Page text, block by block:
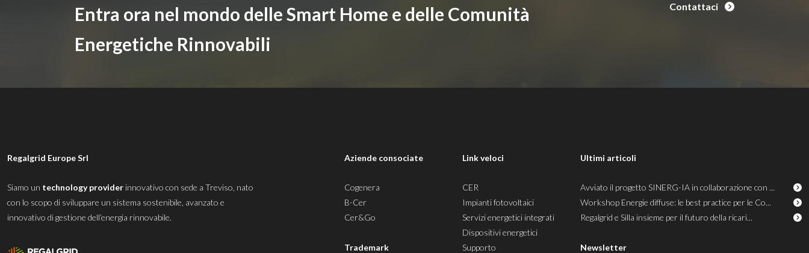
Entra ora nel mondo delle Smart Home e delle Comunità
Energetiche Rinnovabili
Contattaci
Regalgrid Europe Srl
Siamo un technology provider innovativo con sede a Treviso, nato
con lo scopo di sviluppare un sistema sostenibile, avanzato e
innovativo di gestione dell’energia rinnovabile.
Aziende consociate
Cogenera
B-Cer
Cer&Go
Trademark
Link veloci
CER
Impianti fotovoltaici
Servizi energetici integrati
Dispositivi energetici
Supporto
Ultimi articoli
Avviato il progetto SINERG-IA in collaborazione con ...
Workshop Energie diffuse: le best practice per le Co...
Regalgrid e Silla insieme per il futuro della ricari...
Newsletter